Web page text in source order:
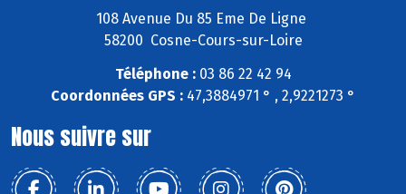
108 Avenue Du 85 Eme De Ligne
58200 Cosne-Cours-sur-Loire
Téléphone :03 86 22 42 94
Coordonnées GPS : 47,3884971 ° , 2,9221273 °
Nous suivre sur